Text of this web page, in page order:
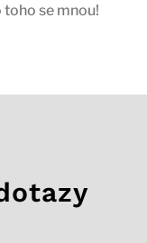
se mnou!